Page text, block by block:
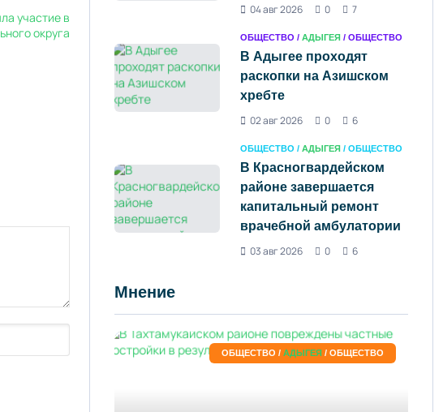
04 авг 2026
0 7
ОБЩЕСТВО / АДЫГЕЯ / ОБЩЕСТВО
В Адыгее проходят
раскопки на Азишском
хребте
02 авг 2026
0 6
ОБЩЕСТВО / АДЫГЕЯ / ОБЩЕСТВО
В Красногвардейском
районе завершается
капитальный ремонт
врачебной амбулатории
03 авг 2026
0 6
Мнение
ОБЩЕСТВО / АДЫГЕЯ / ОБЩЕСТВО